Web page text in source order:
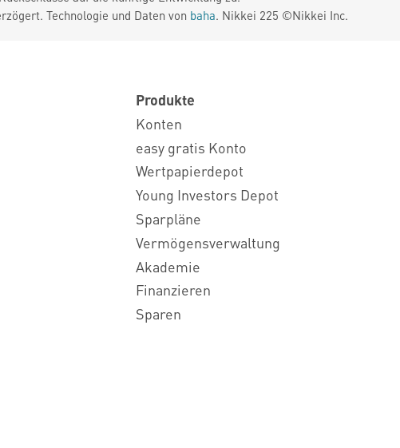
Technologie und Daten von baha. Nikkei 225 ©Nikkei Inc.
Produkte
Konten
easy gratis Konto
Wertpapierdepot
Young Investors Depot
Sparpläne
Vermögensverwaltung
Akademie
Finanzieren
Sparen